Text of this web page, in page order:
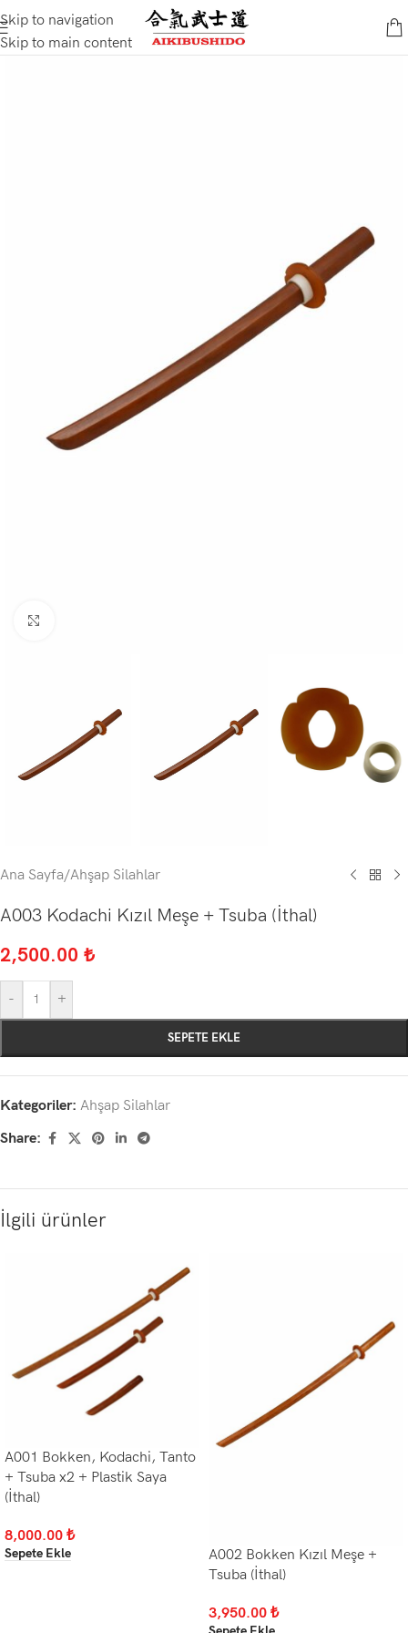
Skip to navigation
Skip to main content
Ana Sayfa/Ahşap Silahlar
A003 Kodachi Kızıl Meşe + Tsuba (İthal)
2,500.00 ₺
- +
SEPETE EKLE
Kategoriler: Ahşap Silahlar
Share:
İlgili ürünler
A001 Bokken, Kodachi, Tanto
+ Tsuba x2 + Plastik Saya
(İthal)
8,000.00 ₺
Sepete Ekle
A002 Bokken Kızıl Meşe +
Tsuba (İthal)
3,950.00 ₺